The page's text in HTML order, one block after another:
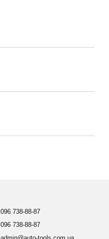
096 738-88-87
096 738-88-87